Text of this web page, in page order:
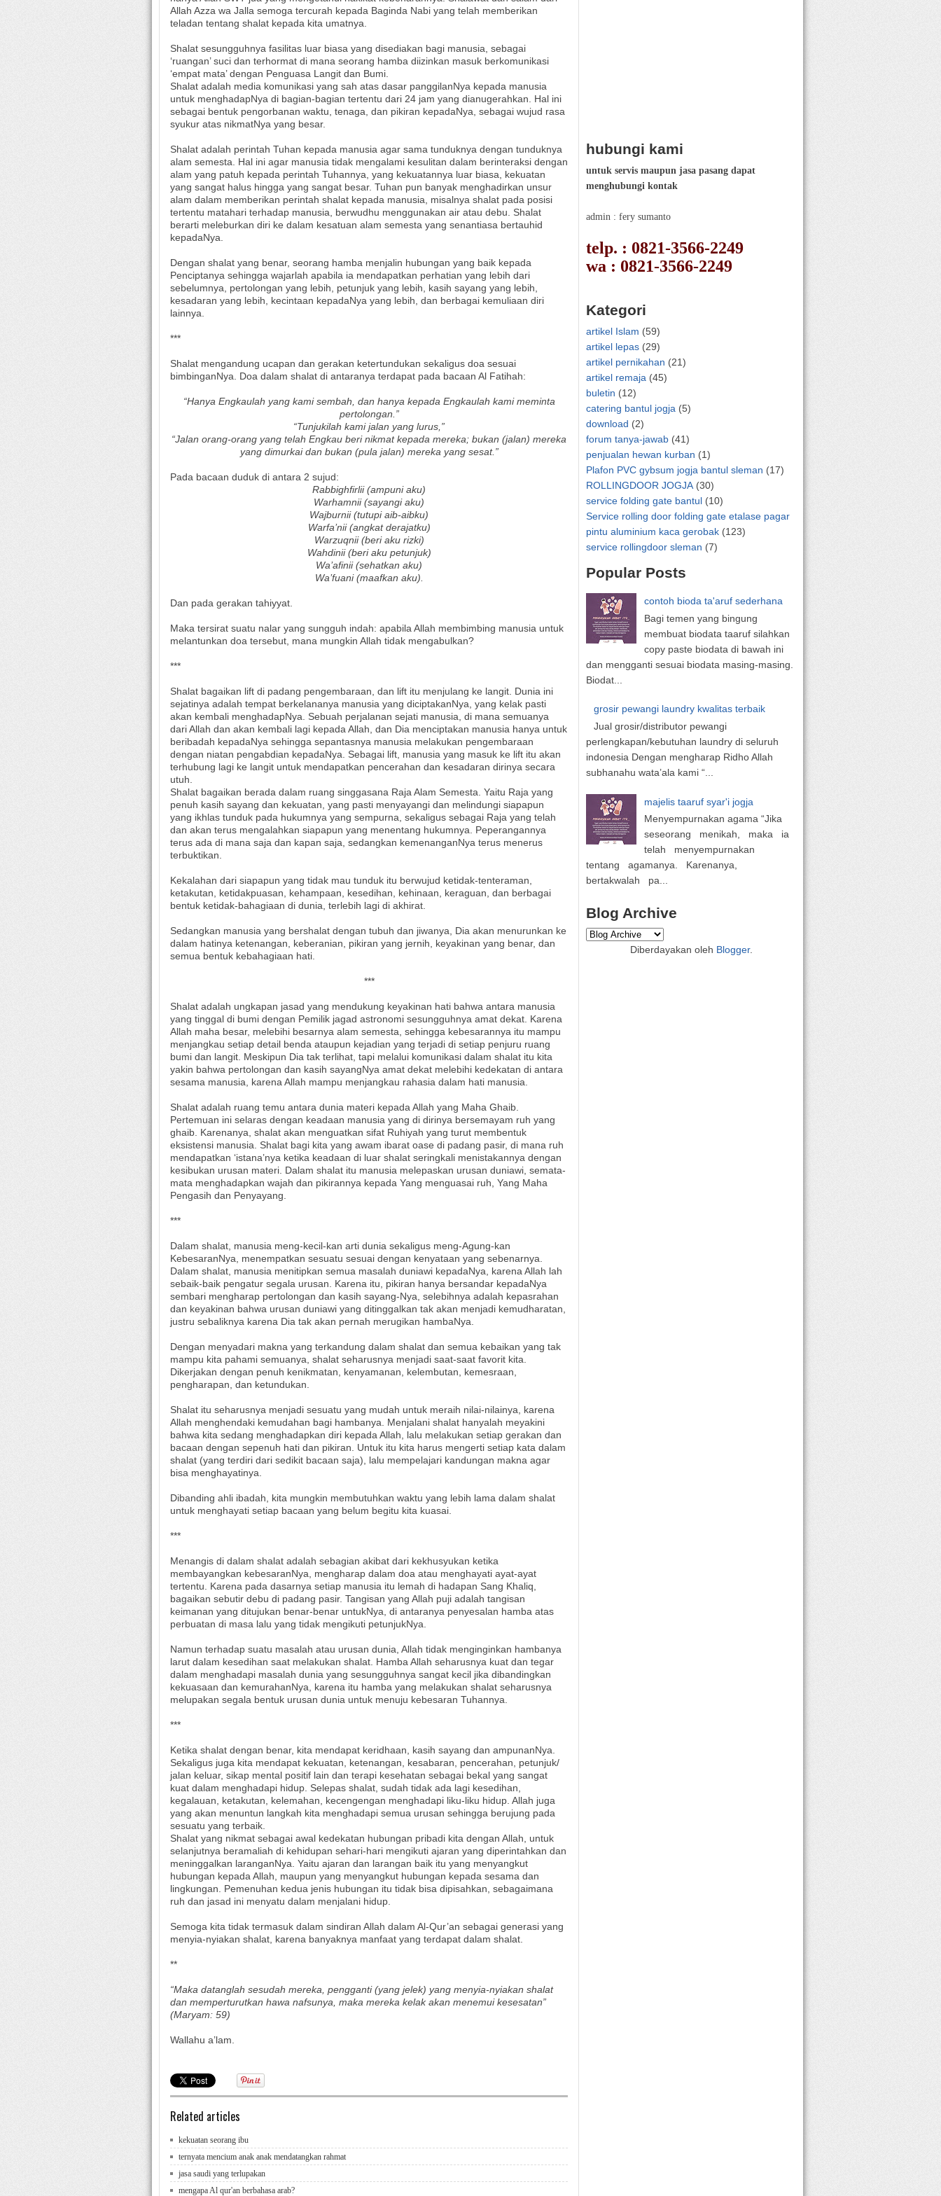
Allah Azza wa Jalla semoga tercurah kepada Baginda Nabi yang telah memberikan
teladan tentang shalat kepada kita umatnya.
Shalat sesungguhnya fasilitas luar biasa yang disediakan bagi manusia, sebagai
‘ruangan’ suci dan terhormat di mana seorang hamba diizinkan masuk berkomunikasi
‘empat mata’ dengan Penguasa Langit dan Bumi.
Shalat adalah media komunikasi yang sah atas dasar panggilanNya kepada manusia
untuk menghadapNya di bagian-bagian tertentu dari 24 jam yang dianugerahkan. Hal ini
sebagai bentuk pengorbanan waktu, tenaga, dan pikiran kepadaNya, sebagai wujud rasa
syukur atas nikmatNya yang besar.
Shalat adalah perintah Tuhan kepada manusia agar sama tunduknya dengan tunduknya
alam semesta. Hal ini agar manusia tidak mengalami kesulitan dalam berinteraksi dengan
alam yang patuh kepada perintah Tuhannya, yang kekuatannya luar biasa, kekuatan
yang sangat halus hingga yang sangat besar. Tuhan pun banyak menghadirkan unsur
alam dalam memberikan perintah shalat kepada manusia, misalnya shalat pada posisi
tertentu matahari terhadap manusia, berwudhu menggunakan air atau debu. Shalat
berarti meleburkan diri ke dalam kesatuan alam semesta yang senantiasa bertauhid
kepadaNya.
Dengan shalat yang benar, seorang hamba menjalin hubungan yang baik kepada
Penciptanya sehingga wajarlah apabila ia mendapatkan perhatian yang lebih dari
sebelumnya, pertolongan yang lebih, petunjuk yang lebih, kasih sayang yang lebih,
kesadaran yang lebih, kecintaan kepadaNya yang lebih, dan berbagai kemuliaan diri
lainnya.
***
Shalat mengandung ucapan dan gerakan ketertundukan sekaligus doa sesuai
bimbinganNya. Doa dalam shalat di antaranya terdapat pada bacaan Al Fatihah:
“Hanya Engkaulah yang kami sembah, dan hanya kepada Engkaulah kami meminta
pertolongan.”
“Tunjukilah kami jalan yang lurus,”
“Jalan orang-orang yang telah Engkau beri nikmat kepada mereka; bukan (jalan) mereka
yang dimurkai dan bukan (pula jalan) mereka yang sesat.”
Pada bacaan duduk di antara 2 sujud:
Rabbighfirlii (ampuni aku)
Warhamnii (sayangi aku)
Wajburnii (tutupi aib-aibku)
Warfa’nii (angkat derajatku)
Warzuqnii (beri aku rizki)
Wahdinii (beri aku petunjuk)
Wa’afinii (sehatkan aku)
Wa’fuani (maafkan aku).
Dan pada gerakan tahiyyat.
Maka tersirat suatu nalar yang sungguh indah: apabila Allah membimbing manusia untuk
melantunkan doa tersebut, mana mungkin Allah tidak mengabulkan?
***
Shalat bagaikan lift di padang pengembaraan, dan lift itu menjulang ke langit. Dunia ini
sejatinya adalah tempat berkelananya manusia yang diciptakanNya, yang kelak pasti
akan kembali menghadapNya. Sebuah perjalanan sejati manusia, di mana semuanya
dari Allah dan akan kembali lagi kepada Allah, dan Dia menciptakan manusia hanya untuk
beribadah kepadaNya sehingga sepantasnya manusia melakukan pengembaraan
dengan niatan pengabdian kepadaNya. Sebagai lift, manusia yang masuk ke lift itu akan
terhubung lagi ke langit untuk mendapatkan pencerahan dan kesadaran dirinya secara
utuh.
Shalat bagaikan berada dalam ruang singgasana Raja Alam Semesta. Yaitu Raja yang
penuh kasih sayang dan kekuatan, yang pasti menyayangi dan melindungi siapapun
yang ikhlas tunduk pada hukumnya yang sempurna, sekaligus sebagai Raja yang telah
dan akan terus mengalahkan siapapun yang menentang hukumnya. Peperangannya
terus ada di mana saja dan kapan saja, sedangkan kemenanganNya terus menerus
terbuktikan.
Kekalahan dari siapapun yang tidak mau tunduk itu berwujud ketidak-tenteraman,
ketakutan, ketidakpuasan, kehampaan, kesedihan, kehinaan, keraguan, dan berbagai
bentuk ketidak-bahagiaan di dunia, terlebih lagi di akhirat.
Sedangkan manusia yang bershalat dengan tubuh dan jiwanya, Dia akan menurunkan ke
dalam hatinya ketenangan, keberanian, pikiran yang jernih, keyakinan yang benar, dan
semua bentuk kebahagiaan hati.
***
Shalat adalah ungkapan jasad yang mendukung keyakinan hati bahwa antara manusia
yang tinggal di bumi dengan Pemilik jagad astronomi sesungguhnya amat dekat. Karena
Allah maha besar, melebihi besarnya alam semesta, sehingga kebesarannya itu mampu
menjangkau setiap detail benda ataupun kejadian yang terjadi di setiap penjuru ruang
bumi dan langit. Meskipun Dia tak terlihat, tapi melalui komunikasi dalam shalat itu kita
yakin bahwa pertolongan dan kasih sayangNya amat dekat melebihi kedekatan di antara
sesama manusia, karena Allah mampu menjangkau rahasia dalam hati manusia.
Shalat adalah ruang temu antara dunia materi kepada Allah yang Maha Ghaib.
Pertemuan ini selaras dengan keadaan manusia yang di dirinya bersemayam ruh yang
ghaib. Karenanya, shalat akan menguatkan sifat Ruhiyah yang turut membentuk
eksistensi manusia. Shalat bagi kita yang awam ibarat oase di padang pasir, di mana ruh
mendapatkan ‘istana’nya ketika keadaan di luar shalat seringkali menistakannya dengan
kesibukan urusan materi. Dalam shalat itu manusia melepaskan urusan duniawi, semata-
mata menghadapkan wajah dan pikirannya kepada Yang menguasai ruh, Yang Maha
Pengasih dan Penyayang.
***
Dalam shalat, manusia meng-kecil-kan arti dunia sekaligus meng-Agung-kan
KebesaranNya, menempatkan sesuatu sesuai dengan kenyataan yang sebenarnya.
Dalam shalat, manusia menitipkan semua masalah duniawi kepadaNya, karena Allah lah
sebaik-baik pengatur segala urusan. Karena itu, pikiran hanya bersandar kepadaNya
sembari mengharap pertolongan dan kasih sayang-Nya, selebihnya adalah kepasrahan
dan keyakinan bahwa urusan duniawi yang ditinggalkan tak akan menjadi kemudharatan,
justru sebaliknya karena Dia tak akan pernah merugikan hambaNya.
Dengan menyadari makna yang terkandung dalam shalat dan semua kebaikan yang tak
mampu kita pahami semuanya, shalat seharusnya menjadi saat-saat favorit kita.
Dikerjakan dengan penuh kenikmatan, kenyamanan, kelembutan, kemesraan,
pengharapan, dan ketundukan.
Shalat itu seharusnya menjadi sesuatu yang mudah untuk meraih nilai-nilainya, karena
Allah menghendaki kemudahan bagi hambanya. Menjalani shalat hanyalah meyakini
bahwa kita sedang menghadapkan diri kepada Allah, lalu melakukan setiap gerakan dan
bacaan dengan sepenuh hati dan pikiran. Untuk itu kita harus mengerti setiap kata dalam
shalat (yang terdiri dari sedikit bacaan saja), lalu mempelajari kandungan makna agar
bisa menghayatinya.
Dibanding ahli ibadah, kita mungkin membutuhkan waktu yang lebih lama dalam shalat
untuk menghayati setiap bacaan yang belum begitu kita kuasai.
***
Menangis di dalam shalat adalah sebagian akibat dari kekhusyukan ketika
membayangkan kebesaranNya, mengharap dalam doa atau menghayati ayat-ayat
tertentu. Karena pada dasarnya setiap manusia itu lemah di hadapan Sang Khaliq,
bagaikan sebutir debu di padang pasir. Tangisan yang Allah puji adalah tangisan
keimanan yang ditujukan benar-benar untukNya, di antaranya penyesalan hamba atas
perbuatan di masa lalu yang tidak mengikuti petunjukNya.
Namun terhadap suatu masalah atau urusan dunia, Allah tidak menginginkan hambanya
larut dalam kesedihan saat melakukan shalat. Hamba Allah seharusnya kuat dan tegar
dalam menghadapi masalah dunia yang sesungguhnya sangat kecil jika dibandingkan
kekuasaan dan kemurahanNya, karena itu hamba yang melakukan shalat seharusnya
melupakan segala bentuk urusan dunia untuk menuju kebesaran Tuhannya.
***
Ketika shalat dengan benar, kita mendapat keridhaan, kasih sayang dan ampunanNya.
Sekaligus juga kita mendapat kekuatan, ketenangan, kesabaran, pencerahan, petunjuk/
jalan keluar, sikap mental positif lain dan terapi kesehatan sebagai bekal yang sangat
kuat dalam menghadapi hidup. Selepas shalat, sudah tidak ada lagi kesedihan,
kegalauan, ketakutan, kelemahan, kecengengan menghadapi liku-liku hidup. Allah juga
yang akan menuntun langkah kita menghadapi semua urusan sehingga berujung pada
sesuatu yang terbaik.
Shalat yang nikmat sebagai awal kedekatan hubungan pribadi kita dengan Allah, untuk
selanjutnya beramaliah di kehidupan sehari-hari mengikuti ajaran yang diperintahkan dan
meninggalkan laranganNya. Yaitu ajaran dan larangan baik itu yang menyangkut
hubungan kepada Allah, maupun yang menyangkut hubungan kepada sesama dan
lingkungan. Pemenuhan kedua jenis hubungan itu tidak bisa dipisahkan, sebagaimana
ruh dan jasad ini menyatu dalam menjalani hidup.
Semoga kita tidak termasuk dalam sindiran Allah dalam Al-Qur’an sebagai generasi yang
menyia-nyiakan shalat, karena banyaknya manfaat yang terdapat dalam shalat.
**
“Maka datanglah sesudah mereka, pengganti (yang jelek) yang menyia-nyiakan shalat
dan memperturutkan hawa nafsunya, maka mereka kelak akan menemui kesesatan”
(Maryam: 59)
Wallahu a’lam.
Related articles
kekuatan seorang ibu
ternyata mencium anak anak mendatangkan rahmat
jasa saudi yang terlupakan
mengapa Al qur'an berbahasa arab?
hubungi kami
untuk servis maupun jasa pasang dapat
menghubungi kontak
admin : fery sumanto
telp. : 0821-3566-2249
wa : 0821-3566-2249
Kategori
artikel Islam (59)
artikel lepas (29)
artikel pernikahan (21)
artikel remaja (45)
buletin (12)
catering bantul jogja (5)
download (2)
forum tanya-jawab (41)
penjualan hewan kurban (1)
Plafon PVC gybsum jogja bantul sleman (17)
ROLLINGDOOR JOGJA (30)
service folding gate bantul (10)
Service rolling door folding gate etalase pagar
pintu aluminium kaca gerobak (123)
service rollingdoor sleman (7)
Popular Posts
contoh bioda ta'aruf sederhana
Bagi temen yang bingung
membuat biodata taaruf silahkan
copy paste biodata di bawah ini
dan mengganti sesuai biodata masing-masing.
Biodat...
grosir pewangi laundry kwalitas terbaik
Jual grosir/distributor pewangi
perlengkapan/kebutuhan laundry di seluruh
indonesia Dengan mengharap Ridho Allah
subhanahu wata’ala kami “...
majelis taaruf syar'i jogja
Menyempurnakan agama “Jika
seseorang menikah, maka ia
telah menyempurnakan
tentang agamanya. Karenanya,
bertakwalah pa...
Blog Archive
Diberdayakan oleh Blogger.